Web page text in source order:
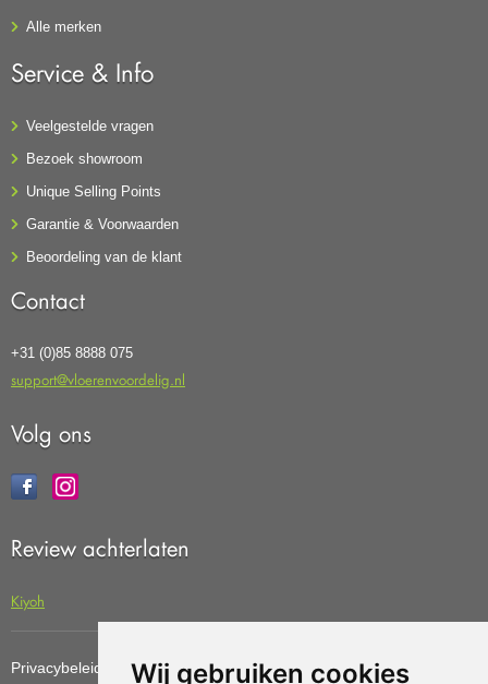
Wij gebruiken cookies
Alle merken
Service & Info
Veelgestelde vragen
Bezoek showroom
Unique Selling Points
Garantie & Voorwaarden
Beoordeling van de klant
Contact
+31 (0)85 8888 075
support@vloerenvoordelig.nl
Volg ons
Review achterlaten
Kiyoh
Privacybeleid Cookiebeleid Update cookies preferences